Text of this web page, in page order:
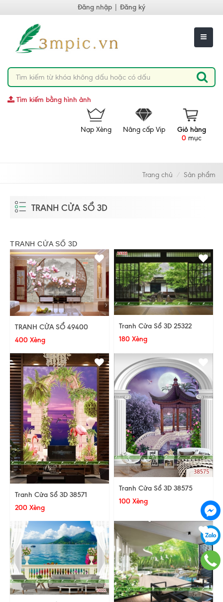
Đăng nhập Đăng ký
Tìm kiếm bằng hình ảnh
Giỏ hàng
0 mục
Nâng cấp Vip
Nạp Xèng
Trang chủ Sản phẩm
TRANH CỬA SỔ 3D
TRANH CỬA SỔ 3D
TRANH CỬA SỔ 49400
400 Xèng
Tranh Cửa Sổ 3D 25322
180 Xèng
Tranh Cửa Sổ 3D 38571
200 Xèng
Tranh Cửa Sổ 3D 38575
100 Xèng